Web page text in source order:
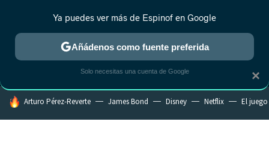
MENÚ NUEVO
ESTRENOS REALITY ANIME RANKINGS CINE
HOY SE HABLA DE
Arturo Pérez-Reverte James Bond Disney Netflix El
×
Ya puedes ver más de Espinof en Google
Añádenos como fuente preferida
Solo necesitas una cuenta de Google